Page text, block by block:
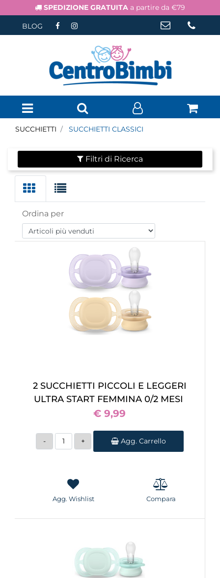
SPEDIZIONE GRATUITA a partire da €79
BLOG
Open menu
SUCCHIETTI SUCCHIETTI CLASSICI
Filtri di Ricerca
Ordina per
2 SUCCHIETTI PICCOLI E LEGGERI
ULTRA START FEMMINA 0/2 MESI
€ 9,99
Quantità
Agg. Carrello
Agg. Wishlist Compara